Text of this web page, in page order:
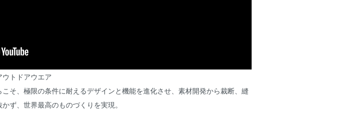
トドアウエア
そ、極限の条件に耐えるデザインと機能を進化させ、素材開発から裁断、縫
ず、世界最高のものづくりを実現。